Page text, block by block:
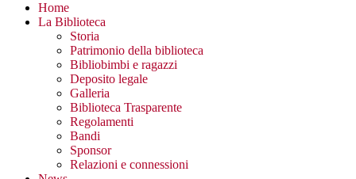
Home
La Biblioteca
Storia
Patrimonio della biblioteca
Bibliobimbi e ragazzi
Deposito legale
Galleria
Biblioteca Trasparente
Regolamenti
Bandi
Sponsor
Relazioni e connessioni